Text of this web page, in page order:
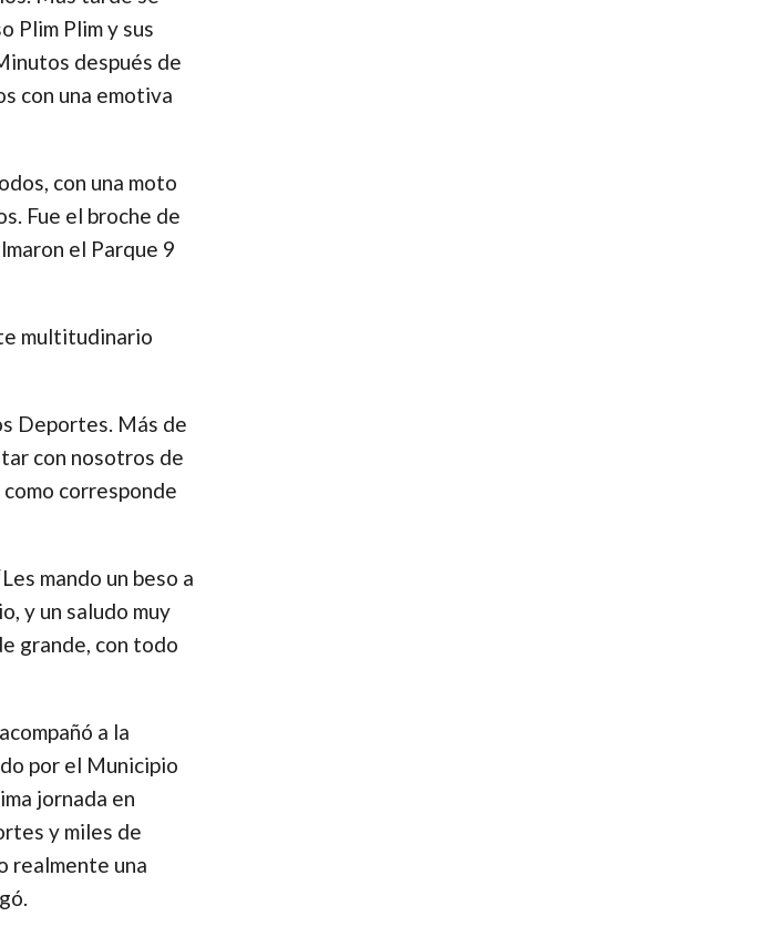
Plim Plim y sus
después de
con una emotiva
con una moto
Fue el broche de
el Parque 9
multitudinario
Deportes. Más de
con nosotros de
corresponde
mando un beso a
y un saludo muy
grande, con todo
a la
por el Municipio
jornada en
y miles de
realmente una